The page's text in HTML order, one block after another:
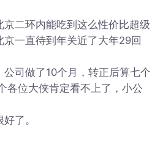
二环内能吃到这么性价比超级
一直待到年关近了大年29回
司做了10个月，转正后算七个
各位大侠肯定看不上了，小公
了。